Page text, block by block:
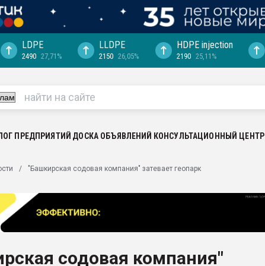
выходит на
рынке
LDPE
2490 27,71%
LLDPE
2150 26,05%
HDPE injection
2190 25,11%
ПРЕДПРИЯТИЙ ДОСКА ОБЪЯВЛЕНИЙ КОНСУЛЬТАЦИОННЫЙ ЦЕНТР
"Башкирская содовая компания" затевает геопарк
содовая компания"